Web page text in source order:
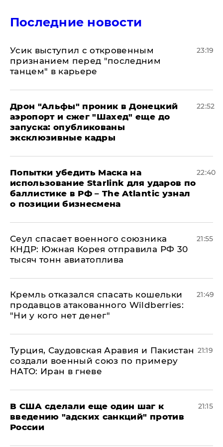
Последние новости
Усик выступил с откровенным
признанием перед "последним
танцем" в карьере
23:19
Дрон "Альфы" проник в Донецкий
аэропорт и сжег "Шахед" еще до
запуска: опубликованы
эксклюзивные кадры
22:52
Попытки убедить Маска на
использование Starlink для ударов по
баллистике в РФ – The Atlantic узнал
о позиции бизнесмена
22:40
​Сеул спасает военного союзника
КНДР: Южная Корея отправила РФ 30
тысяч тонн авиатоплива
21:55
Кремль отказался спасать кошельки
продавцов атакованного Wildberries:
"Ни у кого нет денег"
21:49
Турция, Саудовская Аравия и Пакистан
создали военный союз по примеру
НАТО: Иран в гневе
21:19
В США сделали еще один шаг к
введению "адских санкций" против
России
21:15